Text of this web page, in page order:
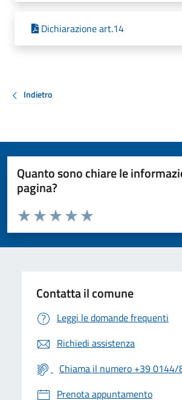
Dichiarazione art.14
Indietro
Quanto sono chiare le
pagina?
Valuta da 1 a 5 stelle la pagina
Valuta 5 stelle su 5
Valuta 4 stelle su 5
Valuta 3 stelle su 5
Valuta 2 stelle su 5
Valuta 1 stelle su 5
Contatta il comune
Leggi le domande frequenti
Richiedi assistenza
Chiama il numero +39
Prenota appuntamento